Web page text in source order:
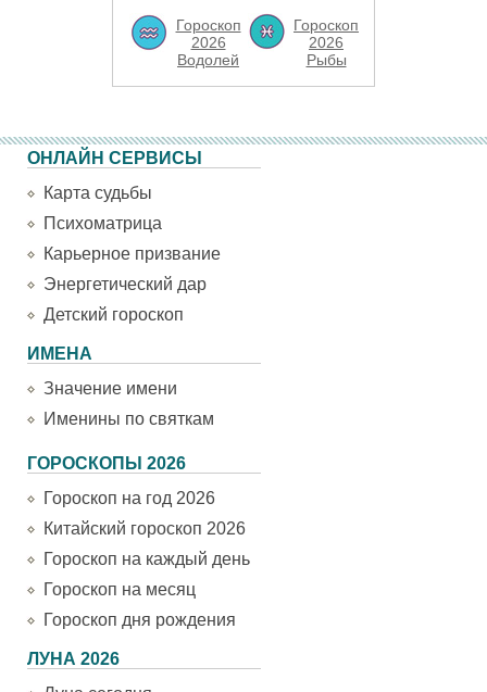
Гороскоп
2026
Водолей
Гороскоп
2026
Рыбы
ОНЛАЙН СЕРВИСЫ
Карта судьбы
Психоматрица
Карьерное призвание
Энергетический дар
Детский гороскоп
ИМЕНА
Значение имени
Именины по святкам
ГОРОСКОПЫ 2026
Гороскоп на год 2026
Китайский гороскоп 2026
Гороскоп на каждый день
Гороскоп на месяц
Гороскоп дня рождения
ЛУНА 2026